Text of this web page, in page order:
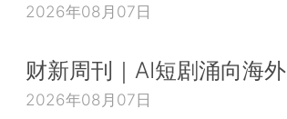
2026年08月07日
财新周刊｜AI短剧涌向海外
2026年08月07日